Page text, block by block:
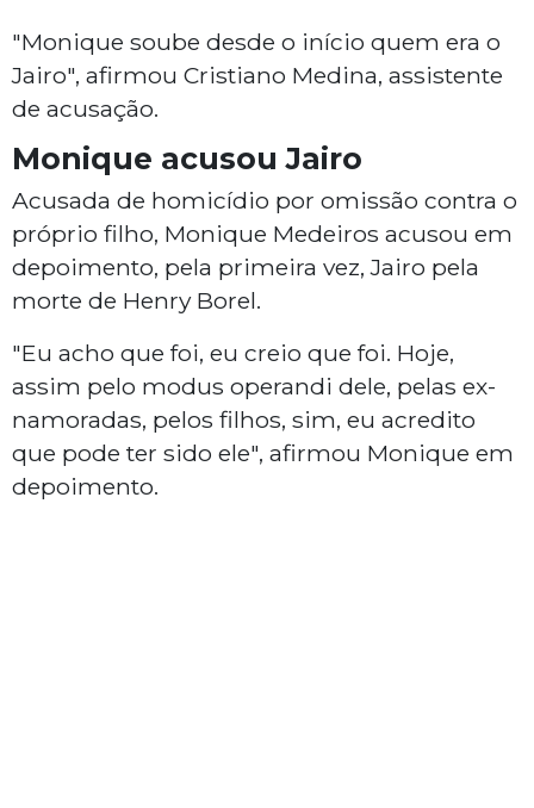
"Monique soube desde o início quem era o
Jairo", afirmou Cristiano Medina, assistente
de acusação.
Monique acusou Jairo
Acusada de homicídio por omissão contra o
próprio filho, Monique Medeiros acusou em
depoimento, pela primeira vez, Jairo pela
morte de Henry Borel.
"Eu acho que foi, eu creio que foi. Hoje,
assim pelo modus operandi dele, pelas ex-
namoradas, pelos filhos, sim, eu acredito
que pode ter sido ele", afirmou Monique em
depoimento.